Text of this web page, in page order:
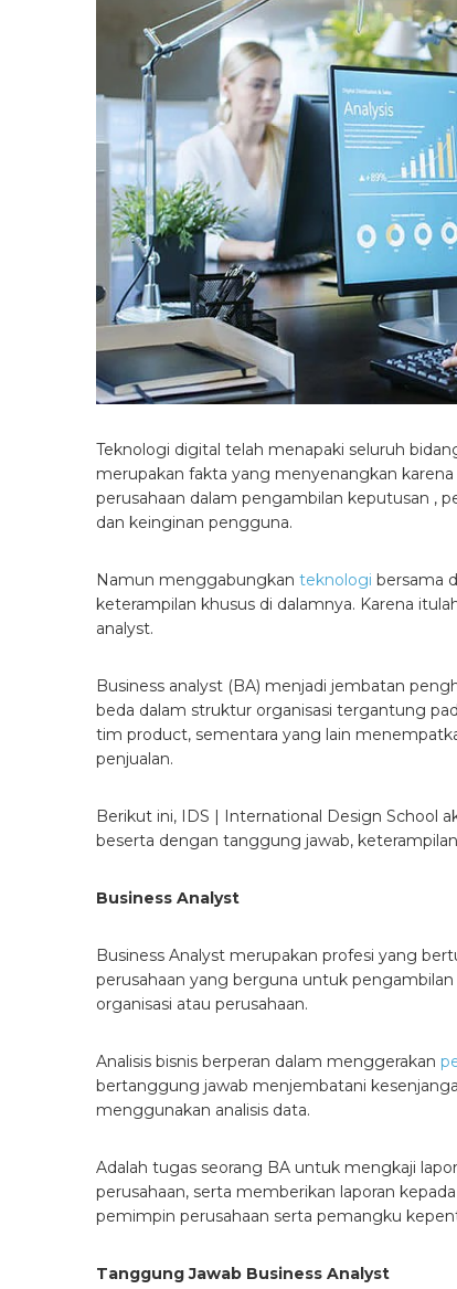
Teknologi digital telah menapaki seluruh
merupakan fakta yang menyenangkan
perusahaan dalam pengambilan keputusan ,
dan keinginan pengguna.
Namun menggabungkan teknologi bersama
keterampilan khusus di dalamnya. Karena
analyst.
Business analyst (BA) menjadi jembatan
beda dalam struktur organisasi tergantung
tim product, sementara yang lain
penjualan.
Berikut ini, IDS | International Design School
beserta dengan tanggung jawab,
Business Analyst
Business Analyst merupakan profesi yang
perusahaan yang berguna untuk
organisasi atau perusahaan.
Analisis bisnis berperan dalam menggerakan
bertanggung jawab menjembatani
menggunakan analisis data.
Adalah tugas seorang BA untuk mengkaji
perusahaan, serta memberikan laporan
pemimpin perusahaan serta pemangku
Tanggung Jawab Business Analyst